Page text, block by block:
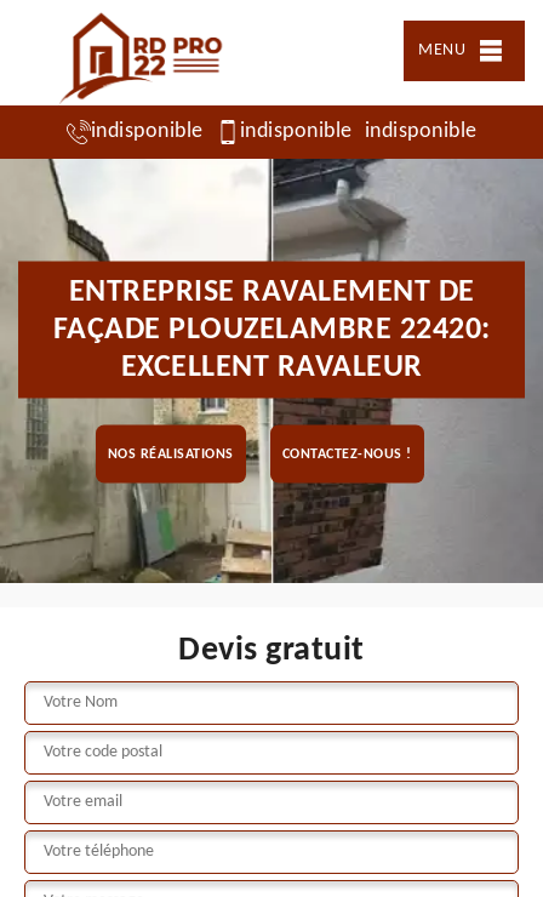
MENU
indisponible indisponible indisponible
ENTREPRISE RAVALEMENT DE
FAÇADE PLOUZELAMBRE 22420:
EXCELLENT RAVALEUR
NOS RÉALISATIONS CONTACTEZ-NOUS !
Devis gratuit